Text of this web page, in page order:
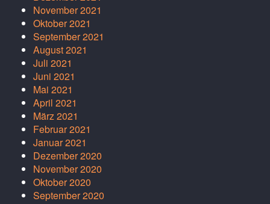
November 2021
Oktober 2021
September 2021
August 2021
Juli 2021
Juni 2021
Mai 2021
April 2021
März 2021
Februar 2021
Januar 2021
Dezember 2020
November 2020
Oktober 2020
September 2020